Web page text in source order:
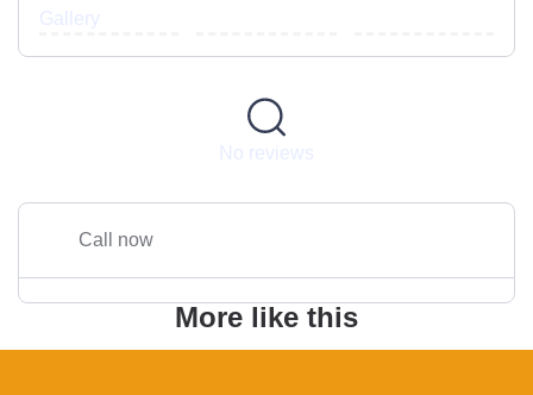
Gallery
No reviews
Call now
More like this